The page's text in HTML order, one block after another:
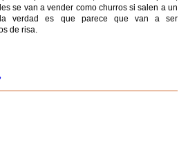
se van a vender como churros si salen a un
verdad es que parece que van a ser
de risa.